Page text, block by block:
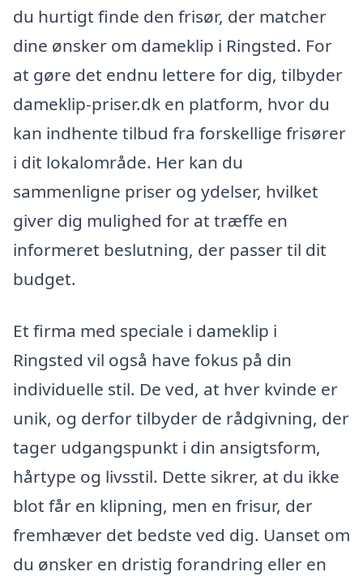
du hurtigt finde den frisør, der matcher
dine ønsker om dameklip i Ringsted. For
at gøre det endnu lettere for dig, tilbyder
dameklip-priser.dk en platform, hvor du
kan indhente tilbud fra forskellige frisører
i dit lokalområde. Her kan du
sammenligne priser og ydelser, hvilket
giver dig mulighed for at træffe en
informeret beslutning, der passer til dit
budget.
Et firma med speciale i dameklip i
Ringsted vil også have fokus på din
individuelle stil. De ved, at hver kvinde er
unik, og derfor tilbyder de rådgivning, der
tager udgangspunkt i din ansigtsform,
hårtype og livsstil. Dette sikrer, at du ikke
blot får en klipning, men en frisur, der
fremhæver det bedste ved dig. Uanset om
du ønsker en dristig forandring eller en